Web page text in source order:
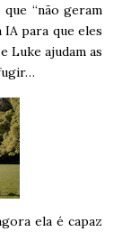
“não geram
IA para que eles
Luke ajudam as
ela é capaz